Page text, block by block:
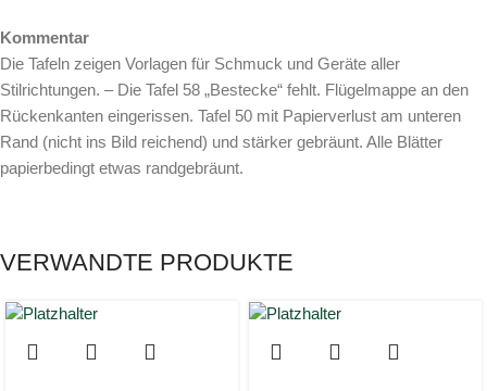
Kommentar
Die Tafeln zeigen Vorlagen für Schmuck und Geräte aller
Stilrichtungen. – Die Tafel 58 „Bestecke“ fehlt. Flügelmappe an den
Rückenkanten eingerissen. Tafel 50 mit Papierverlust am unteren
Rand (nicht ins Bild reichend) und stärker gebräunt. Alle Blätter
papierbedingt etwas randgebräunt.
VERWANDTE PRODUKTE